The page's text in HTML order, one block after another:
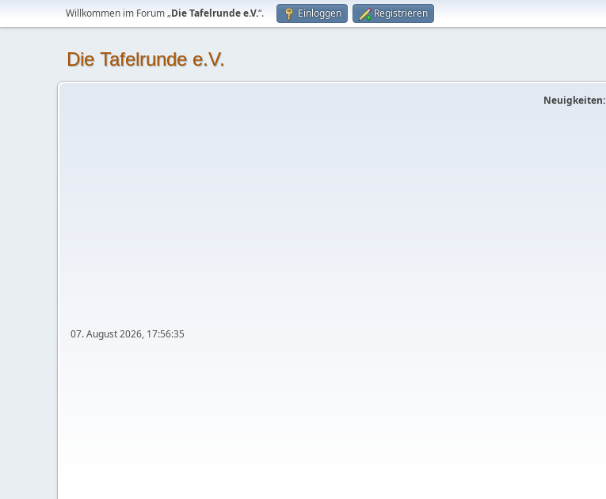
Willkommen im Forum „Die Tafelrunde e.V.“. Einloggen Registrieren
Die Tafelrunde e.V.
07. August 2026, 17:56:35
Neuigkeiten: